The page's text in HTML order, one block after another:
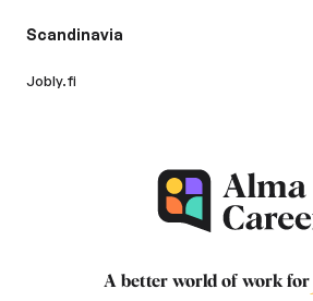
Scandinavia
Jobly.fi
A better world of work for